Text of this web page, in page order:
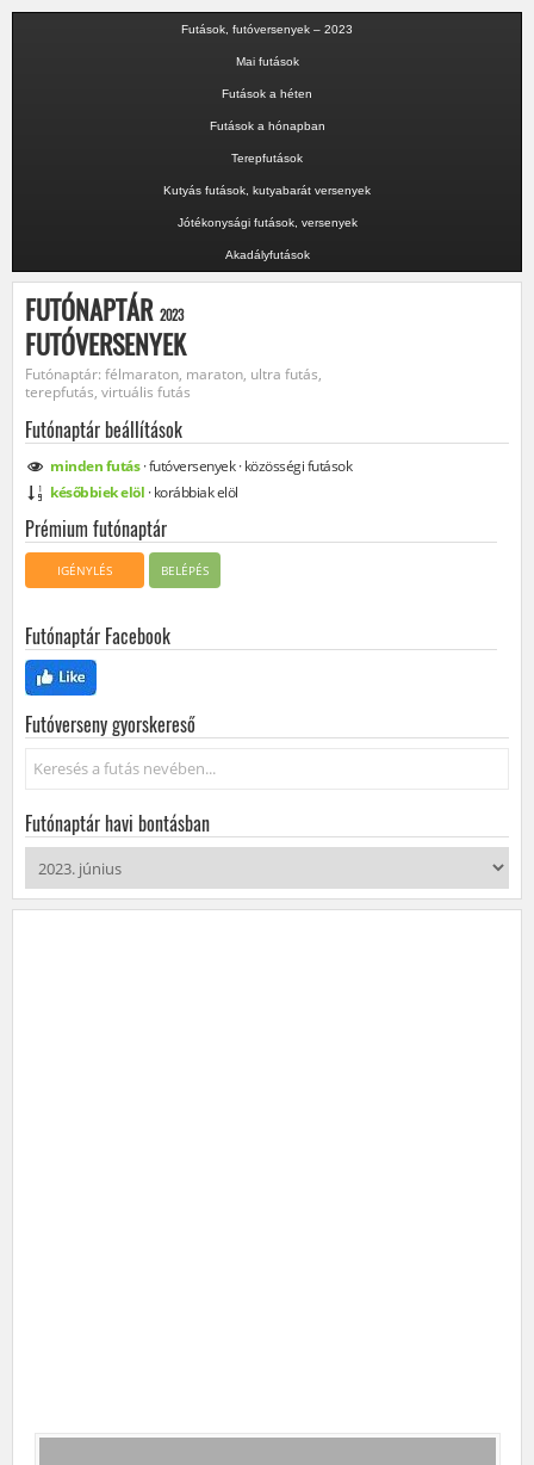
Futások, futóversenyek – 2023
Mai futások
Futások a héten
Futások a hónapban
Terepfutások
Kutyás futások, kutyabarát versenyek
Jótékonysági futások, versenyek
Akadályfutások
FUTÓNAPTÁR 2023
FUTÓVERSENYEK
Futónaptár: félmaraton, maraton, ultra futás,
terepfutás, virtuális futás
Futónaptár beállítások
mindenfutás·futóversenyek·közösségifutások
későbbiek elöl ·korábbiak elöl
Prémium futónaptár
IGÉNYLÉS BELÉPÉS
Futónaptár Facebook
Futóverseny gyorskereső
Keresés...
Futónaptár havi bontásban